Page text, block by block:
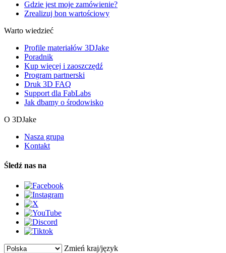
Gdzie jest moje zamówienie?
Zrealizuj bon wartościowy
Warto wiedzieć
Profile materiałów 3DJake
Poradnik
Kup więcej i zaoszczędź
Program partnerski
Druk 3D FAQ
Support dla FabLabs
Jak dbamy o środowisko
O 3DJake
Nasza grupa
Kontakt
Śledź nas na
Zmień kraj/język